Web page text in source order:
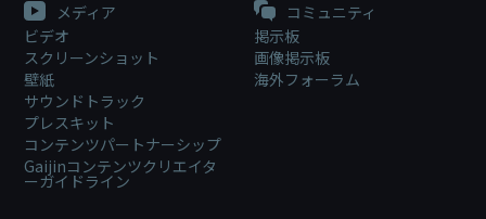
メディア
ビデオ
スクリーンショット
壁紙
サウンドトラック
プレスキット
コンテンツパートナーシップ
Gaijinコンテンツクリエイタ
ーガイドライン
コミュニティ
掲示板
画像掲示板
海外フォーラム